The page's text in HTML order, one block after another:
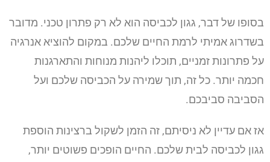
בסופו של דבר, גגון לכביסה הוא לא רק פתרון טכני. מדובר
בשדרוג אמיתי לרמת החיים שלכם. במקום להוציא אנרגיה
על פתרונות זמניים, תוכלו ליהנות מנוחות והתארגנות
חכמה יותר. כל זה, תוך שמירה על הכביסה שלכם ועל
הסביבה סביבכם.
אז אם עדיין לא ניסיתם, זה הזמן לשקול ברצינות הוספת
גגון לכביסה לבית שלכם. החיים הופכים פשוטים יותר,